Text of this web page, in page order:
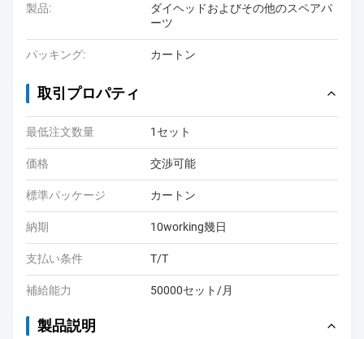
製品:
ダイヘッドおよびその他のスペアパ
ーツ
パッキング: カートン
取引プロパティ
最低注文数量 1セット
価格 交渉可能
標準パッケージ カートン
納期 10working幾日
支払い条件 T/T
補給能力 50000セット/月
製品説明